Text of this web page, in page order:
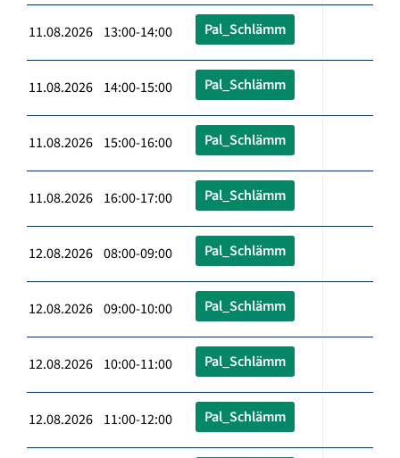
11.08.2026 13:00-14:00 Pal_Schlämm
11.08.2026 14:00-15:00 Pal_Schlämm
11.08.2026 15:00-16:00 Pal_Schlämm
11.08.2026 16:00-17:00 Pal_Schlämm
12.08.2026 08:00-09:00 Pal_Schlämm
12.08.2026 09:00-10:00 Pal_Schlämm
12.08.2026 10:00-11:00 Pal_Schlämm
12.08.2026 11:00-12:00 Pal_Schlämm